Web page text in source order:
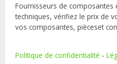
Fournisseurs de composantes
techniques, vérifiez le prix de
vos composantes, pièceset
Politique de confidentialité -